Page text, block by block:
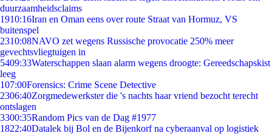
duurzaamheidsclaims
1910:16Iran en Oman eens over route Straat van Hormuz, VS
buitenspel
2310:08NAVO zet wegens Russische provocatie 250% meer
gevechtsvliegtuigen in
5409:33Waterschappen slaan alarm wegens droogte: Gereedschapskist
leeg
107:00Forensics: Crime Scene Detective
2306:40Zorgmedewerkster die 's nachts haar vriend bezocht terecht
ontslagen
3300:35Random Pics van de Dag #1977
1822:40Datalek bij Bol en de Bijenkorf na cyberaanval op logistiek